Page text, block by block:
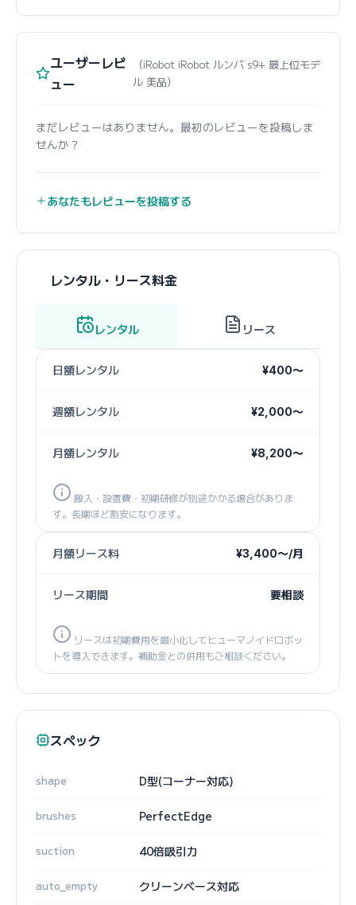
ユーザーレビ
ュー
（iRobot iRobot ルンバ s9+ 最上位モデ
ル 美品）
まだレビューはありません。最初のレビューを投稿しま
せんか？
あなたもレビューを投稿する
レンタル・リース料金
レンタル リース
日額レンタル ¥400〜
週額レンタル ¥2,000〜
月額レンタル ¥8,200〜
搬入・設置費・初期研修が別途かかる場合がありま
す。長期ほど割安になります。
月額リース料 ¥3,400〜/月
リース期間 要相談
リースは初期費用を最小化してヒューマノイドロボッ
トを導入できます。補助金との併用もご相談ください。
スペック
shape D型(コーナー対応)
brushes PerfectEdge
suction 40倍吸引力
auto_empty クリーンベース対応